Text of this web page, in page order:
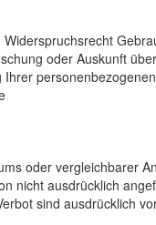
oder Auskunft
oder vergleichbarer
nicht ausdrücklich
sind ausdrücklich